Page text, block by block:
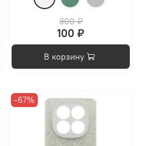
300 ₽
100 ₽
В корзину
-67%